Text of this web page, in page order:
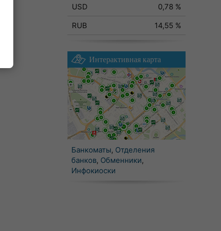
USD
0,78 %
RUB
14,55 %
Интерактивная карта
Банкоматы, Отделения
банков, Обменники,
Инфокиоски